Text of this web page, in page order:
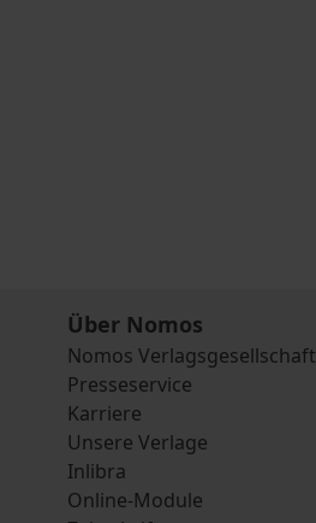
Über Nomos
Nomos Verlagsgesellschaft
Presseservice
Karriere
Unsere Verlage
Inlibra
Online-Module